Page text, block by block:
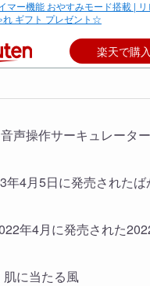
マー機能 おやすみモード搭載 |
れ ギフト プレゼント☆
楽天で購入
声操作サーキュレータ
年4月5日に発売された
年4月に発売された
肌に当たる風